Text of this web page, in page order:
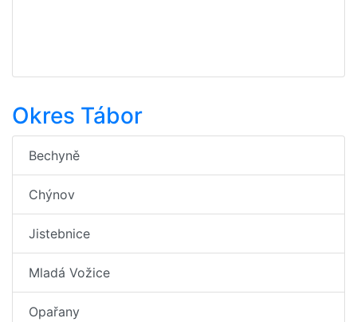
Okres Tábor
Bechyně
Chýnov
Jistebnice
Mladá Vožice
Opařany